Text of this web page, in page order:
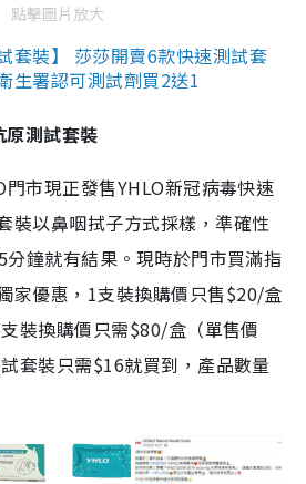
點擊圖片放大
套裝】 莎莎開賣6款快速測試套
生署認可測試劑買2送1
原測試套裝
門市現正發售YHLO新冠病毒快速
裝以鼻咽拭子方式採樣，準確性
鐘就有結果。現時於門市買滿指
家優惠，1支裝換購價只售$20/盒
裝換購價只需$80/盒（單售價
套裝只需$16就買到，產品數量